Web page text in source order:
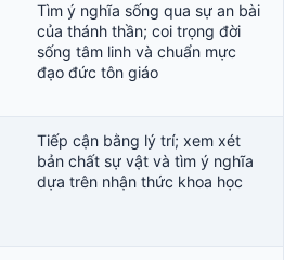
Tìm ý nghĩa sống qua sự an bài
của thánh thần; coi trọng đời
sống tâm linh và chuẩn mực
đạo đức tôn giáo
Tiếp cận bằng lý trí; xem xét
bản chất sự vật và tìm ý nghĩa
dựa trên nhận thức khoa học